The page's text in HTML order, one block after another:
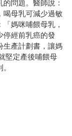
問題。醫師說：
喝母乳可減少過敏
媽咪哺餵母乳，
停經前乳癌的發
生產計劃書，讓媽
堅定產後哺餵母